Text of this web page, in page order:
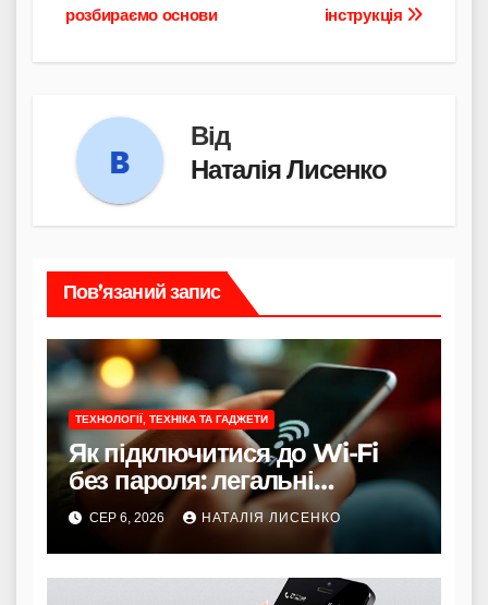
інструкція
розбираємо основи
Від
Наталія Лисенко
Пов’язаний запис
ТЕХНОЛОГІЇ, ТЕХНІКА ТА ГАДЖЕТИ
Як підключитися до Wi-Fi
без пароля: легальні
способи
СЕР 6, 2026 НАТАЛІЯ ЛИСЕНКО